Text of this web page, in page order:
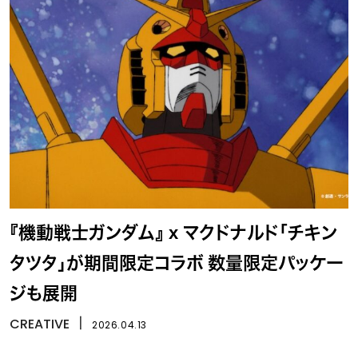
『機動戦士ガンダム』 x マクドナルド「チキン
タツタ」が期間限定コラボ 数量限定パッケー
ジも展開
CREATIVE 2026.04.13